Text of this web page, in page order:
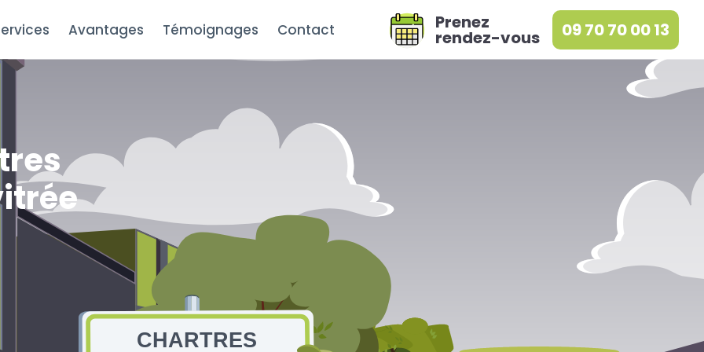
Avantages Témoignages Contact Prenez
rendez-vous 09 70 70 00 13
CHARTRES